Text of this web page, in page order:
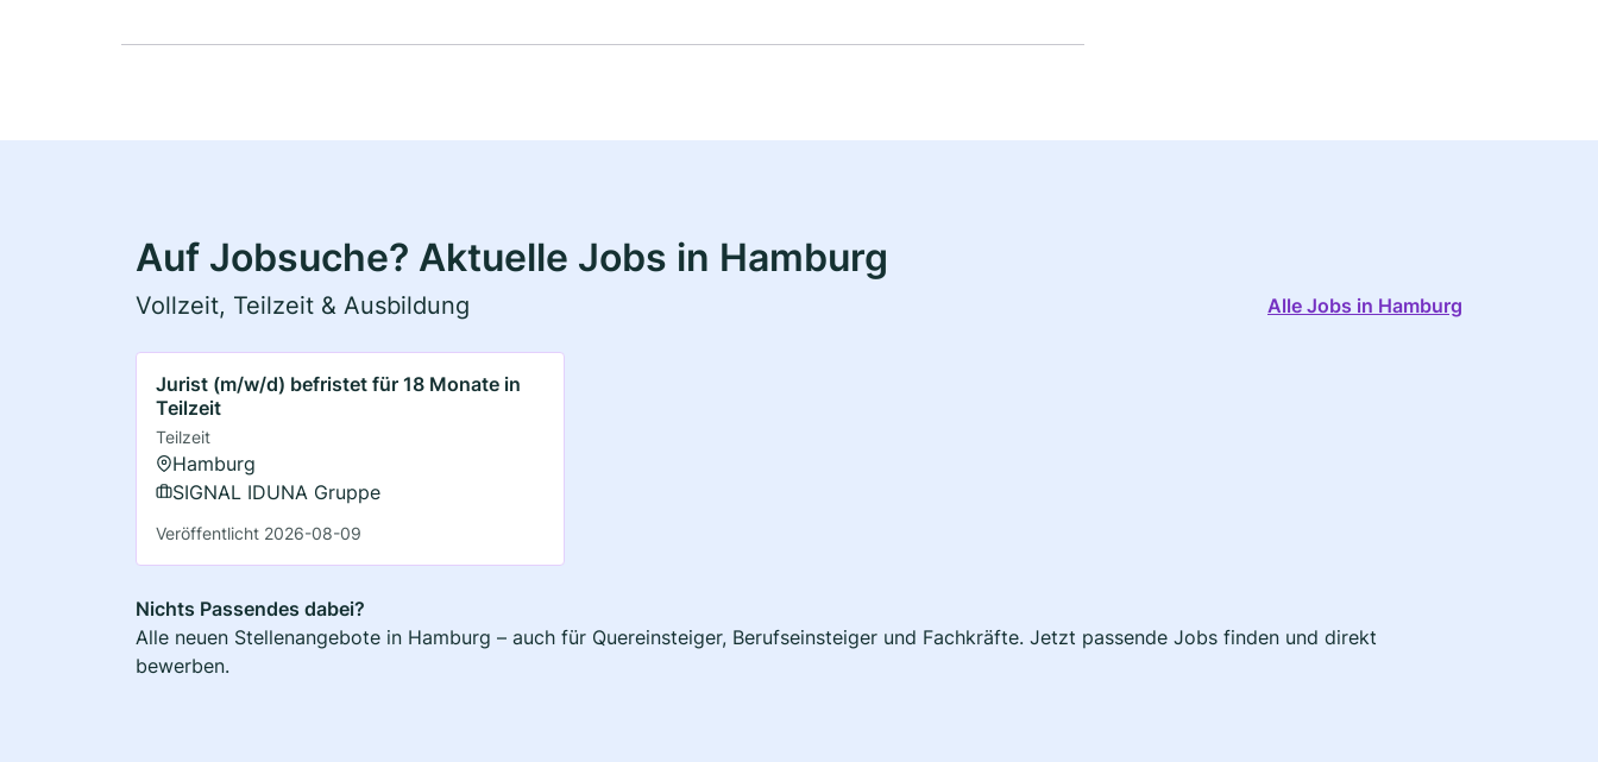
Auf Jobsuche? Aktuelle Jobs in Hamburg
Vollzeit, Teilzeit & Ausbildung Alle Jobs in Hamburg
Jurist (m/w/d) befristet für 18 Monate in
Teilzeit
Teilzeit
Hamburg
SIGNAL IDUNA Gruppe
Veröffentlicht 2026-08-09
Nichts Passendes dabei?
Alle neuen Stellenangebote in Hamburg – auch für Quereinsteiger, Berufseinsteiger und Fachkräfte. Jetzt passende Jobs finden und direkt
bewerben.